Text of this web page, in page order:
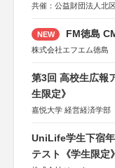
共催：公益財団法人北
協賛：株式会社実業之日
NEW FM徳島
株式会社エフエム徳島
第3回 高校生広報
生限定》
嘉悦大学 経営経済学部
UniLife学生下宿
テスト《学生限定》